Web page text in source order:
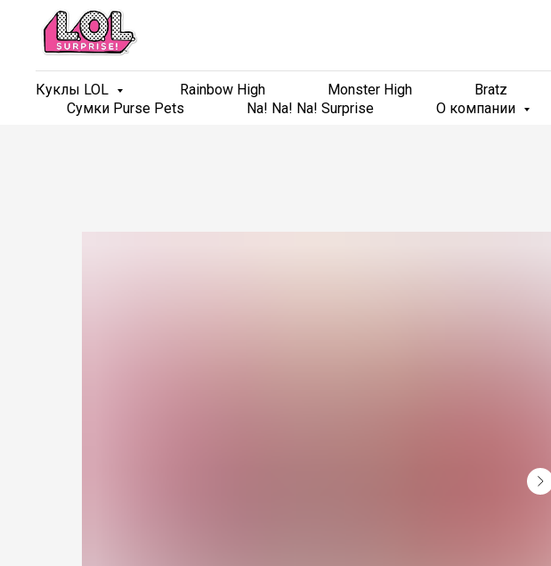
Куклы LOL Rainbow High Monster High Bratz
Сумки Purse Pets
Na! Na! Na! Surprise О компании
Куклы LOL Rainbow High Monster High Bratz
Сумки Purse Pets
Na! Na! Na! Surprise О компании